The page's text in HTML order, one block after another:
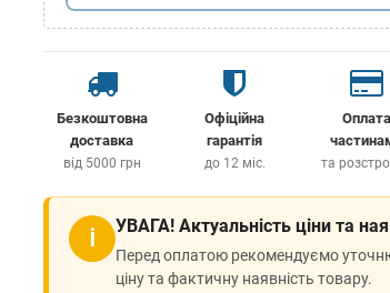
Безкоштовна
доставка
від 5000 грн
Офіційна
гарантія
до 12 міс.
Оплата
та
ℹ УВАГА! Актуальність ціни та
Перед оплатою рекомендуємо
ціну та фактичну наявність товару.